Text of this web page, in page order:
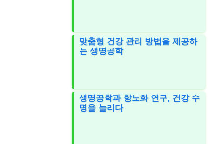
맞춤형 건강 관리 방법을 제공하
는 생명공학
생명공학과 항노화 연구, 건강 수
명을 늘리다